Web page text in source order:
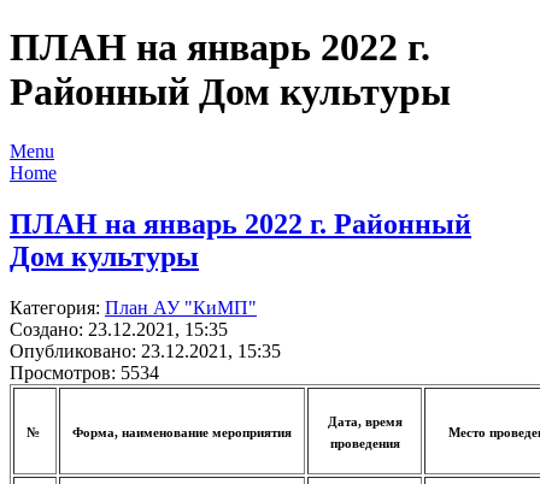
ПЛАН на январь 2022 г.
Районный Дом культуры
Menu
Home
ПЛАН на январь 2022 г. Районный
Дом культуры
Категория: План АУ "КиМП"
Создано: 23.12.2021, 15:35
Опубликовано: 23.12.2021, 15:35
Просмотров: 5534
№ Форма, наименование мероприятия
Дата, время
проведения
Место